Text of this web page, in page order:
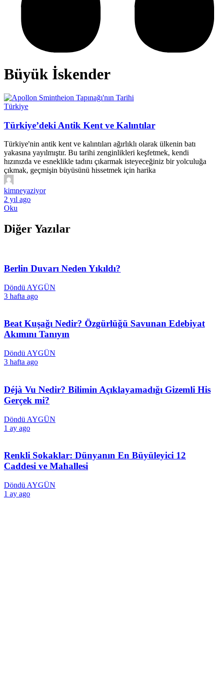
Büyük İskender
Türkiye
Türkiye’deki Antik Kent ve Kalıntılar
Türkiye'nin antik kent ve kalıntıları ağırlıklı olarak ülkenin batı
yakasına yayılmıştır. Bu tarihi zenginlikleri keşfetmek, kendi
hızınızda ve esneklikle tadını çıkarmak isteyeceğiniz bir yolculuğa
çıkmak, geçmişin büyüsünü hissetmek için harika
kimneyaziyor
2 yıl ago
Oku
Diğer Yazılar
Berlin Duvarı Neden Yıkıldı?
Döndü AYGÜN
3 hafta ago
Beat Kuşağı Nedir? Özgürlüğü Savunan Edebiyat
Akımını Tanıyın
Döndü AYGÜN
3 hafta ago
Déjà Vu Nedir? Bilimin Açıklayamadığı Gizemli His
Gerçek mi?
Döndü AYGÜN
1 ay ago
Renkli Sokaklar: Dünyanın En Büyüleyici 12
Caddesi ve Mahallesi
Döndü AYGÜN
1 ay ago